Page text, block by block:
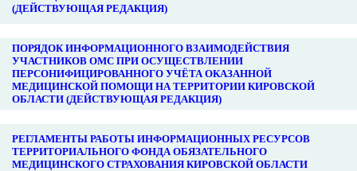
(ДЕЙСТВУЮЩАЯ РЕДАКЦИЯ)
ПОРЯДОК ИНФОРМАЦИОННОГО ВЗАИМОДЕЙСТВИЯ
УЧАСТНИКОВ ОМС ПРИ ОСУЩЕСТВЛЕНИИ
ПЕРСОНИФИЦИРОВАННОГО УЧЁТА ОКАЗАННОЙ
МЕДИЦИНСКОЙ ПОМОЩИ НА ТЕРРИТОРИИ КИРОВСКОЙ
ОБЛАСТИ (ДЕЙСТВУЮЩАЯ РЕДАКЦИЯ)
РЕГЛАМЕНТЫ РАБОТЫ ИНФОРМАЦИОННЫХ РЕСУРСОВ
ТЕРРИТОРИАЛЬНОГО ФОНДА ОБЯЗАТЕЛЬНОГО
МЕДИЦИНСКОГО СТРАХОВАНИЯ КИРОВСКОЙ ОБЛАСТИ